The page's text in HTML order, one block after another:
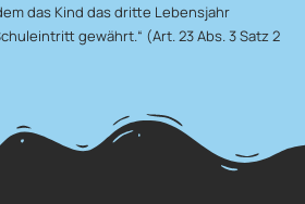
das Kind das dritte Lebensjahr
gewährt.“ (Art. 23 Abs. 3 Satz 2